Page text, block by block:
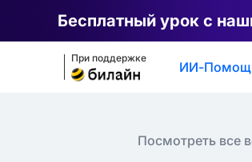
Бесплатный урок с
При поддержке
ИИ-
Посмотреть все